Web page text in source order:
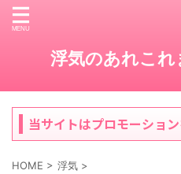
浮気のあれこれ
当サイトはプロモーショ
HOME > 浮気 >